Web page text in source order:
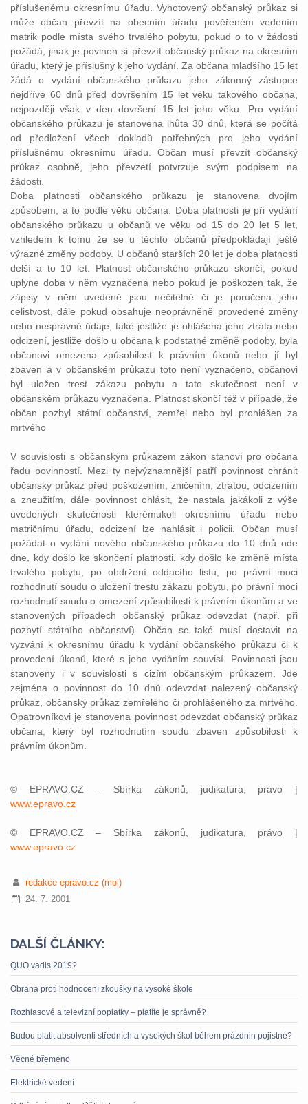
příslušenému okresnímu úřadu. Vyhotovený občanský průkaz si
může občan převzít na obecním úřadu pověřeném vedením
matrik podle místa svého trvalého pobytu, pokud o to v žádosti
požádá, jinak je povinen si převzít občanský průkaz na okresním
úřadu, který je příslušný k jeho vydání. Za občana mladšího 15 let
žádá o vydání občanského průkazu jeho zákonný zástupce
nejdříve 60 dnů před dovršením 15 let věku takového občana,
nejpozději však v den dovršení 15 let jeho věku. Pro vydání
občanského průkazu je stanovena lhůta 30 dnů, která se počítá
od předložení všech dokladů potřebných pro jeho vydání
příslušnému okresnímu úřadu. Občan musí převzít občanský
průkaz osobně, jeho převzetí potvrzuje svým podpisem na
žádosti.
Doba platnosti občanského průkazu je stanovena dvojím
způsobem, a to podle věku občana. Doba platnosti je při vydání
občanského průkazu u občanů ve věku od 15 do 20 let 5 let,
vzhledem k tomu že se u těchto občanů předpokládají ještě
výrazné změny podoby. U občanů starších 20 let je doba platnosti
delší a to 10 let. Platnost občanského průkazu skončí, pokud
uplyne doba v něm vyznačená nebo pokud je poškozen tak, že
zápisy v něm uvedené jsou nečitelné či je poručena jeho
celistvost, dále pokud obsahuje neoprávněně provedené změny
nebo nesprávné údaje, také jestliže je ohlášena jeho ztráta nebo
odcizení, jestliže došlo u občana k podstatné změně podoby, byla
občanovi omezena způsobilost k právním úkonů nebo jí byl
zbaven a v občanském průkazu toto není vyznačeno, občanovi
byl uložen trest zákazu pobytu a tato skutečnost není v
občanském průkazu vyznačena. Platnost skončí též v případě, že
občan pozbyl státní občanství, zemřel nebo byl prohlášen za
mrtvého
V souvislosti s občanským průkazem zákon stanoví pro občana
řadu povinností. Mezi ty nejvýznamnější patří povinnost chránit
občanský průkaz před poškozením, zničením, ztrátou, odcizením
a zneužitím, dále povinnost ohlásit, že nastala jakákoli z výše
uvedených skutečnosti kterémukoli okresnímu úřadu nebo
matričnímu úřadu, odcizení lze nahlásit i policii. Občan musí
požádat o vydání nového občanského průkazu do 10 dnů ode
dne, kdy došlo ke skončení platnosti, kdy došlo ke změně místa
trvalého pobytu, po obdržení oddacího listu, po právní moci
rozhodnutí soudu o uložení trestu zákazu pobytu, po právní moci
rozhodnutí soudu o omezení způsobilosti k právním úkonům a ve
stanovených případech občanský průkaz odevzdat (např. při
pozbytí státního občanství). Občan se také musí dostavit na
vyzvání k okresnímu úřadu k vydání občanského průkazu či k
provedení úkonů, které s jeho vydáním souvisí. Povinnosti jsou
stanoveny i v souvislosti s cizím občanským průkazem. Jde
zejména o povinnost do 10 dnů odevzdat nalezený občanský
průkaz, občanský průkaz zemřelého či prohlášeného za mrtvého.
Opatrovníkovi je stanovena povinnost odevzdat občanský průkaz
občana, který byl rozhodnutím soudu zbaven způsobilosti k
právním úkonům.
© EPRAVO.CZ – Sbírka zákonů, judikatura, právo |
www.epravo.cz
© EPRAVO.CZ – Sbírka zákonů, judikatura, právo |
www.epravo.cz
redakce epravo.cz (mol)
24. 7. 2001
DALŠÍ ČLÁNKY:
QUO vadis 2019?
Obrana proti hodnocení zkoušky na vysoké škole
Rozhlasové a televizní poplatky – platíte je správně?
Budou platit absolventi středních a vysokých škol během prázdnin pojistné?
Věcné břemeno
Elektrické vedení